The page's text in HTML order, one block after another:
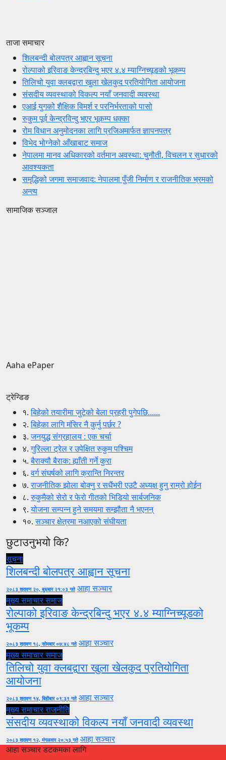
ताजा समाचार
शिलबन्दी बोलपत्र आह्वान सूचना
रोल्पाको इरिवाङ केन्द्रबिन्दु भएर ४.४ म्याग्निच्यूडको भूकम्प
तिलिचो युवा क्लबद्वारा खुला खेलकुद प्रतियोगिता आयोजना
संसदीय व्यवस्थाको विकल्प नयाँ जनवादी व्यवस्था
एआई युगको शैक्षिक विमर्श र परनिर्भरताको पासो
रुकुम पूर्व केन्द्रविन्दु भएर भूकम्प धक्का
रोम विधान अनुमोदनका लागि प्रजिअमार्फत ज्ञापनपत्र
विभेद भोग्नेको आँखाबाट समाज
नेपालमा मानव अधिकारको वर्तमान अवस्था: चुनौती, विचलन र सुधारको
आवश्यकता
समृद्धिको जगमा समाजवाद: नेपालमा पुँजी निर्माण र राजनीतिक भ्रमको
अन्त्य
सामाजिक सञ्जाल
Aaha ePaper
ट्रेन्डिङ
१.बिहेको तयारीमा जुटेको बेला प्रहरी पुगेपछि......
२.बिहेका लागि मंसिर नै कुर्नु पर्छर ?
३.जनयुद्ध संग्रहालय : एक चर्चा
४.गुरिल्ला ट्रेल र उपेक्षित रुकुम पश्चिम
५.बैराक्यौ बैराक: ह्याँती गर्ने कुरा
६.वर्ग संघर्षको लागि क्रान्ति निरन्तर
७.राजनीतिक झोला बोक्नु र सधैंभरी एउटै अध्यक्ष हुनु राम्रो होईन
८.रुकुमैको सेरो र फेरो गीतको भिडियो सार्बजनिक
९.योजना सम्पन्न हुने समयमा सम्झौता नै भएनन्
१०.सञ्चार क्षेत्रमा नआएको संघीयता
छुटाउनुभयो कि?
सूचना
शिलबन्दी बोलपत्र आह्वान सूचना
२०८३ श्रावण २०, बुधबार २१:०३ गते आहा सञ्चार
मुख्य समाचारसमाज
रोल्पाको इरिवाङ केन्द्रबिन्दु भएर ४.४ म्याग्निच्यूडको
भूकम्प
२०८३ श्रावण १८, सोमबार ०७:४८ गते आहा सञ्चार
मुख्य समाचारसमाज
तिलिचो युवा क्लबद्वारा खुला खेलकुद प्रतियोगिता
आयोजना
२०८३ श्रावण १४, बिहीबार ०९:३९ गते आहा सञ्चार
मुख्य समाचारराजनीति
संसदीय व्यवस्थाको विकल्प नयाँ जनवादी व्यवस्था
२०८३ श्रावण १२, मंगलवार २०:५३ गते आहा सञ्चार
आहा सञ्चार डटकमका लागि